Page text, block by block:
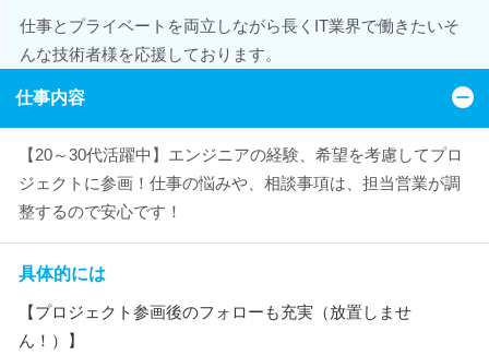
仕事とプライベートを両立しながら長くIT業界で働きたいそ
んな技術者様を応援しております。
仕事内容
【20～30代活躍中】エンジニアの経験、希望を考慮してプロ
ジェクトに参画！仕事の悩みや、相談事項は、担当営業が調
整するので安心です！
具体的には
【プロジェクト参画後のフォローも充実（放置しませ
ん！）】